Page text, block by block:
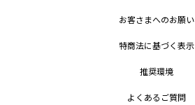
お客さまへのお願い
特商法に基づく表示
推奨環境
よくあるご質問